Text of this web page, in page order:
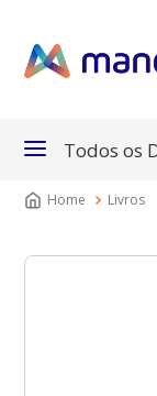
Todos os
Livros